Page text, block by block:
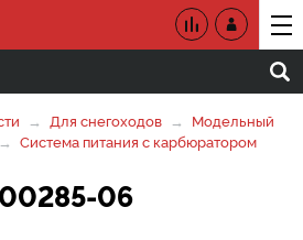
Для снегоходов
Модельный
Система питания с карбюратором
06